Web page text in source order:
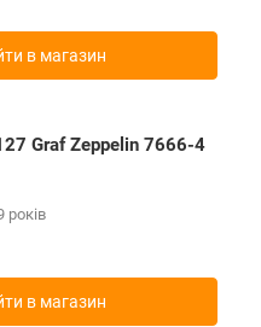
в магазин
Graf Zeppelin 7666-4
в магазин